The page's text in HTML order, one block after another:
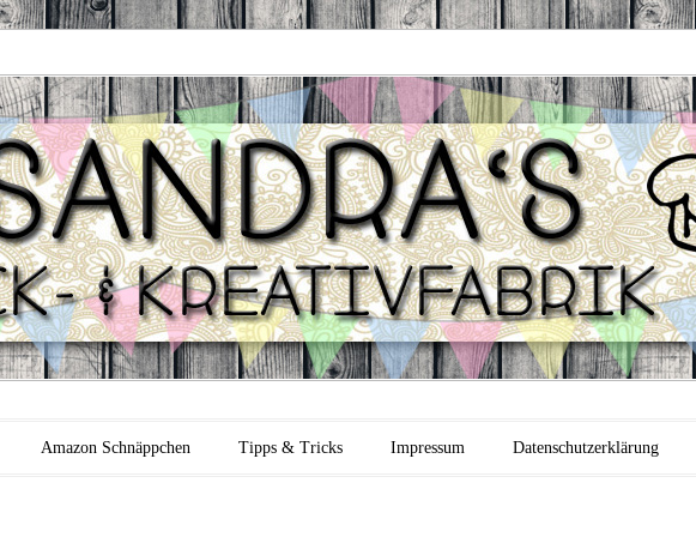
Backfabrik
Amazon Schnäppchen Tipps & Tricks Impressum Datenschutzerklärung